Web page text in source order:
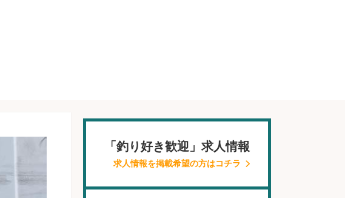
「釣り好き歓迎」求人情報
求人情報を掲載希望の方はコチラ